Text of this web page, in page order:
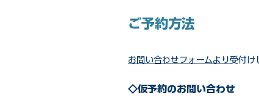
ご予約方法
お問い合わせフォームより受付け
◇仮予約のお問い合わせ